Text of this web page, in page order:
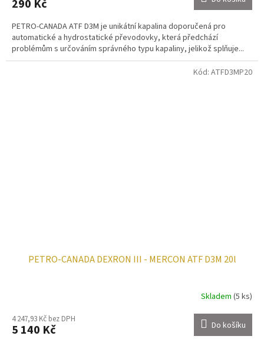
290 Kč
PETRO-CANADA ATF D3M je unikátní kapalina doporučená pro
automatické a hydrostatické převodovky, která předchází
problémům s určováním správného typu kapaliny, jelikož splňuje...
PETRO-CANADA DEXRON III - MERCON ATF D3M 20l
Skladem (5 ks)
4 247,93 Kč bez DPH
5 140 Kč Do košíku
Kód: ATFD3MP20